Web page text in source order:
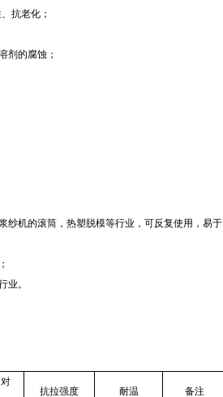
抗老化；
剂的腐蚀；
纱机的滚筒，热塑脱模等行业，可反复使用，易于
业。
抗拉强度 耐温 备注